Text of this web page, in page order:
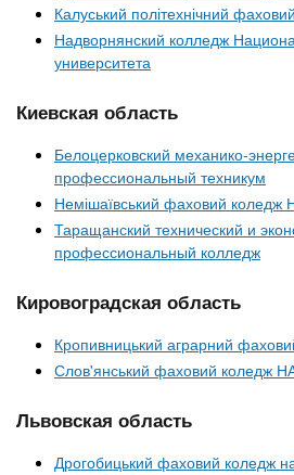
Калуський політехнічний
Надворнянский колледж
университета
Киевская область
Белоцерковский механико-
профессиональный техникум
Немішаївський фаховий коледж
Таращанский технический и
профессиональный колледж
Кировоградская область
Кропивницький аграрний
Слов'янський фаховий коледж
Львовская область
Дрогобицький фаховий коледж